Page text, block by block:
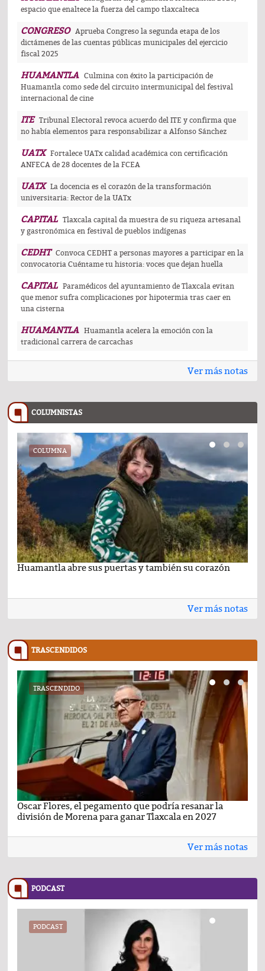
espacio que enaltece la fuerza del campo tlaxcalteca
CONGRESO
Aprueba Congreso la segunda etapa de los
dictámenes de las cuentas públicas municipales del ejercicio
fiscal 2025
HUAMANTLA
Culmina con éxito la participación de
Huamantla como sede del circuito intermunicipal del festival
internacional de cine
ITE
Tribunal Electoral revoca acuerdo del ITE y confirma que
no había elementos para responsabilizar a Alfonso Sánchez
UATX
Fortalece UATx calidad académica con certificación
ANFECA de 28 docentes de la FCEA
UATX
La docencia es el corazón de la transformación
universitaria: Rector de la UATx
CAPITAL
Tlaxcala capital da muestra de su riqueza artesanal
y gastronómica en festival de pueblos indígenas
CEDHT
Convoca CEDHT a personas mayores a participar en la
convocatoria Cuéntame tu historia: voces que dejan huella
CAPITAL
Paramédicos del ayuntamiento de Tlaxcala evitan
que menor sufra complicaciones por hipotermia tras caer en
una cisterna
HUAMANTLA
Huamantla acelera la emoción con la
tradicional carrera de carcachas
Ver más notas
COLUMNISTAS
COLUMNA
Huamantla abre sus puertas y también su corazón
Ver más notas
TRASCENDIDOS
TRASCENDIDO
Oscar Flores, el pegamento que podría resanar la
división de Morena para ganar Tlaxcala en 2027
Ver más notas
PODCAST
PODCAST